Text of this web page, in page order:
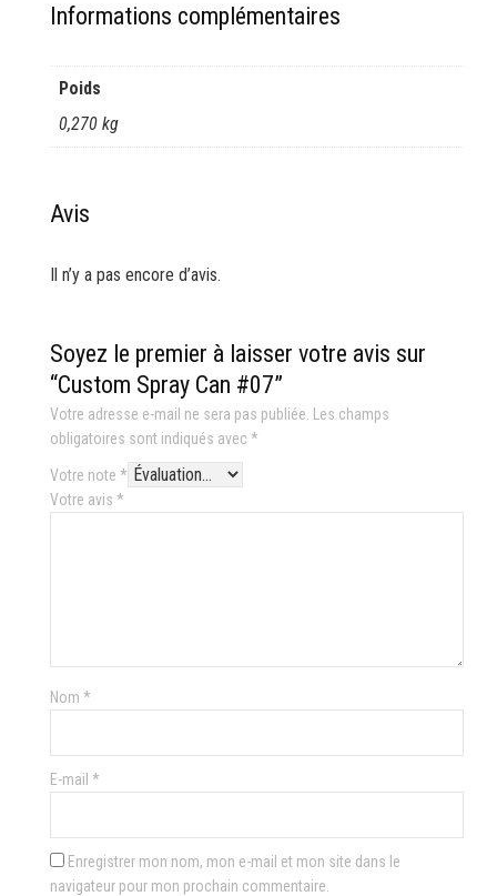
Informations complémentaires
Poids
0,270 kg
Avis
Il n’y a pas encore d’avis.
Soyez le premier à laisser votre avis sur
“Custom Spray Can #07”
Votre adresse e-mail ne sera pas publiée.
Les champs
obligatoires sont indiqués avec *
Votre note *
Votre avis *
Nom *
E-mail *
Enregistrer mon nom, mon e-mail et mon site dans le
navigateur pour mon prochain commentaire.